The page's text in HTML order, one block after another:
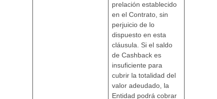
prelación establecido
en el Contrato, sin
perjuicio de lo
dispuesto en esta
cláusula. Si el saldo
de Cashback es
insuficiente para
cubrir la totalidad del
valor adeudado, la
Entidad podrá cobrar